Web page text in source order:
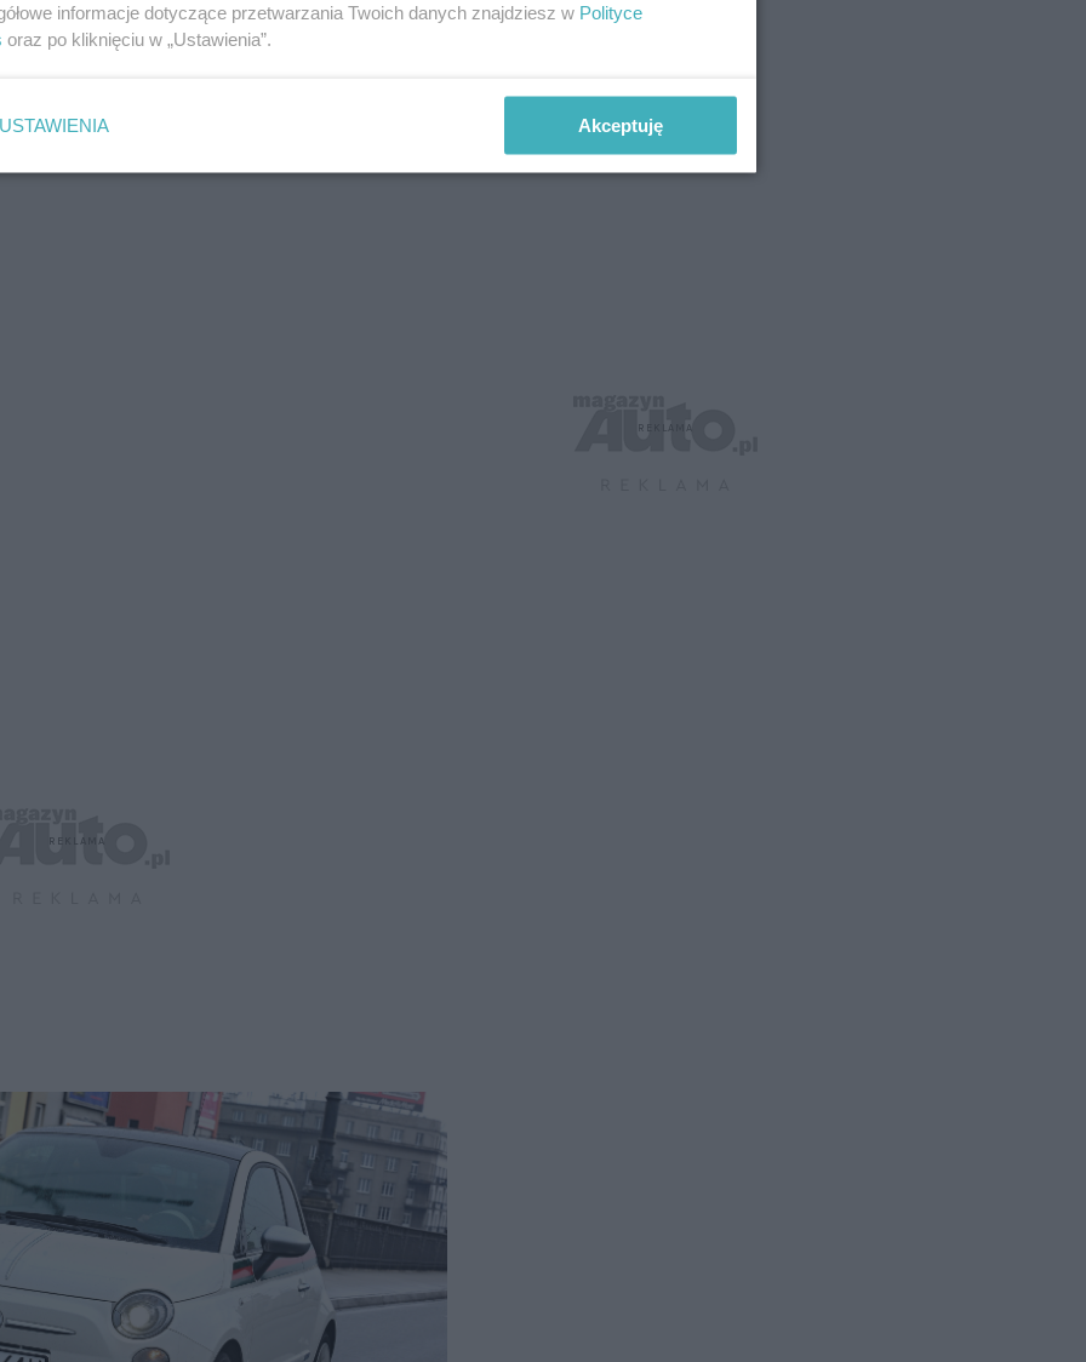
może to niektórych zaskoczy, ale częściowo to już
o tym, żespalinowa (hybrydowa) wersja
na rynku prędzej niż później
w 2020 r., że to się nigdy nie wydarzy, ale – jak
zweryfikowały.
informacje dotyczące przetwarzania Twoich danych znajdziesz w Polityce
oraz po kliknięciu w „Ustawienia”.
USTAWIENIA Akceptuję